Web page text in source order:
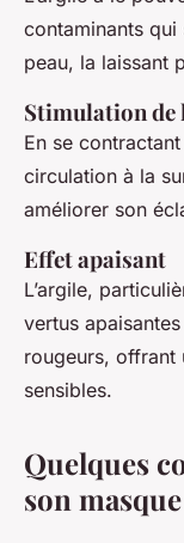
contaminants qui
peau, la laissant
Stimulation
En se
circulation à la
améliorer son
Effet apaisant
L’argile,
vertus
rougeurs, offrant
sensibles.
Quelques
son